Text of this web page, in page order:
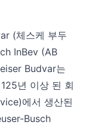
(체스케 부두
InBev (AB
Budvar는
년 이상 된 회
에서 생산된
Busch